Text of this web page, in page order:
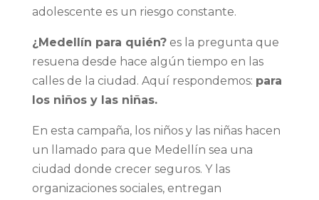
adolescente es un riesgo constante.
¿Medellín para quién?es la pregunta que
resuena desde hace algún tiempo en las
calles de la ciudad. Aquí respondemos: para
los niños y las niñas.
En esta campaña, los niños y las niñas hacen
un llamado para que Medellín sea una
ciudad donde crecer seguros. Y las
organizaciones sociales, entregan